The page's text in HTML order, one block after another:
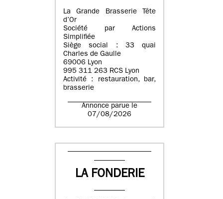
La Grande Brasserie Tête
d’Or
Société par Actions
Simplifiée
Siège social : 33 quai
Charles de Gaulle
69006 Lyon
995 311 263 RCS Lyon
Activité : restauration, bar,
brasserie
Annonce parue le
07/08/2026
LA FONDERIE